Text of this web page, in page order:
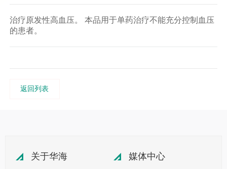
治疗原发性高血压。 本品用于单药治疗不能充分控制血压
的患者。
返回列表
关于华海 媒体中心